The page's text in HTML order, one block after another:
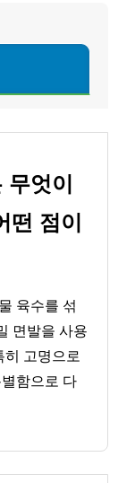
엇이
떤 점이
육수를 섞
면발을 사용
히 고명으로
함으로 다